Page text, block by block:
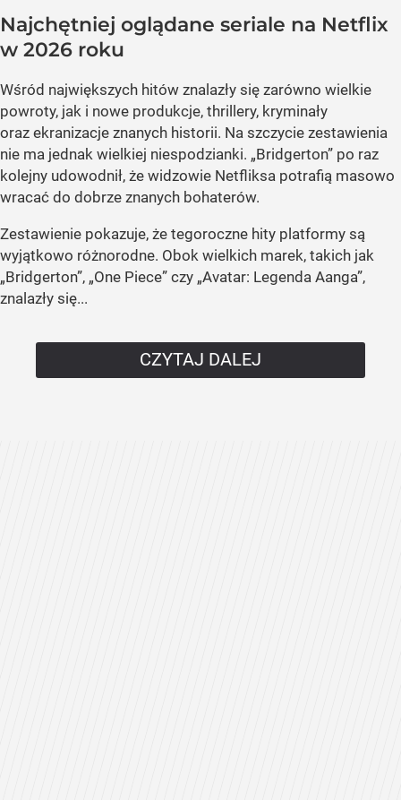
Najchętniej oglądane seriale na Netflix
w 2026 roku
Wśród największych hitów znalazły się zarówno wielkie
powroty, jak i nowe produkcje, thrillery, kryminały
oraz ekranizacje znanych historii. Na szczycie zestawienia
nie ma jednak wielkiej niespodzianki. „Bridgerton” po raz
kolejny udowodnił, że widzowie Netfliksa potrafią masowo
wracać do dobrze znanych bohaterów.
Zestawienie pokazuje, że tegoroczne hity platformy są
wyjątkowo różnorodne. Obok wielkich marek, takich jak
„Bridgerton”, „One Piece” czy „Avatar: Legenda Aanga”,
znalazły się...
CZYTAJ DALEJ